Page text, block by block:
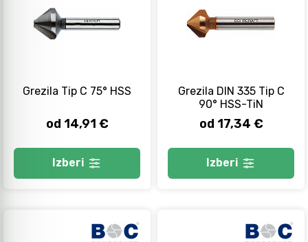
Grezila Tip C 75° HSS
od 14,91 €
Izberi
Grezila DIN 335 Tip C
90° HSS-TiN
od 17,34 €
Izberi